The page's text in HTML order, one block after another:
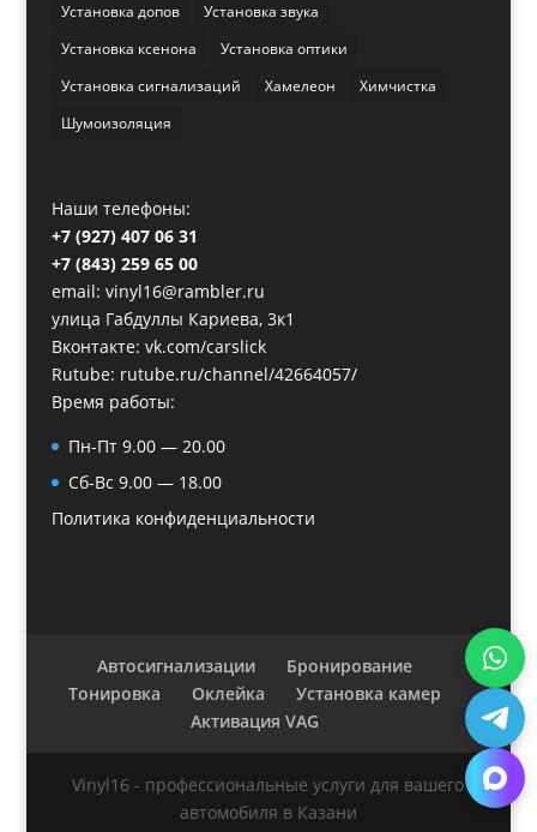
Установка допов
Установка звука
Установка ксенона
Установка оптики
Установка сигнализаций
Хамелеон
Химчистка
Шумоизоляция
Наши телефоны:
+7 (927) 407 06 31
+7 (843) 259 65 00
email: vinyl16@rambler.ru
улица Габдуллы Кариева, 3к1
Вконтакте: vk.com/carslick
Rutube: rutube.ru/channel/42664057/
Время работы:
Пн-Пт 9.00 — 20.00
Сб-Вс 9.00 — 18.00
Политика конфиденциальности
Автосигнализации
Бронирование
Тонировка
Оклейка
Установка камер
Активация VAG
Vinyl16 - профессиональные услуги для вашего
автомобиля в Казани